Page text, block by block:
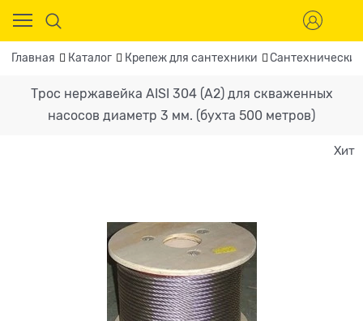
Главная Каталог Крепеж для сантехники
Трос нержавейка AISI 304 (A2) для скваженных
насосов диаметр 3 мм. (бухта 500 метров)
Хит